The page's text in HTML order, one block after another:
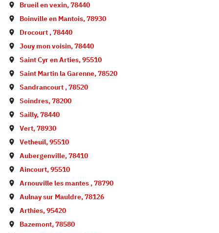
Brueil en vexin,78440
Boinville en Mantois,78930
Drocourt ,78440
Jouy mon voisin,78440
Saint Cyr en Arties,95510
Saint Martin la Garenne,78520
Sandrancourt ,78520
Soindres,78200
Sailly,78440
Vert,78930
Vetheuil,95510
Aubergenville,78410
Aincourt,95510
Arnouville les mantes ,78790
Aulnay sur Mauldre,78126
Arthies,95420
Bazemont,78580